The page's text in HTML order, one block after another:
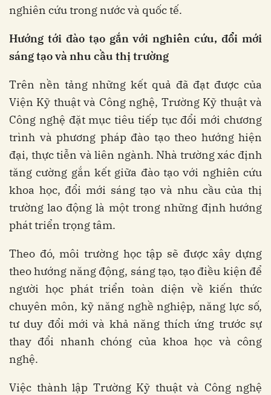
nghiên cứu trong nước và quốc tế.
Hướng tới đào tạo gắn với nghiên cứu, đổi mới
sáng tạo và nhu cầu thị trường
Trên nền tảng những kết quả đã đạt được của
Viện Kỹ thuật và Công nghệ, Trường Kỹ thuật và
Công nghệ đặt mục tiêu tiếp tục đổi mới chương
trình và phương pháp đào tạo theo hướng hiện
đại, thực tiễn và liên ngành. Nhà trường xác định
tăng cường gắn kết giữa đào tạo với nghiên cứu
khoa học, đổi mới sáng tạo và nhu cầu của thị
trường lao động là một trong những định hướng
phát triển trọng tâm.
Theo đó, môi trường học tập sẽ được xây dựng
theo hướng năng động, sáng tạo, tạo điều kiện để
người học phát triển toàn diện về kiến thức
chuyên môn, kỹ năng nghề nghiệp, năng lực số,
tư duy đổi mới và khả năng thích ứng trước sự
thay đổi nhanh chóng của khoa học và công
nghệ.
Việc thành lập Trường Kỹ thuật và Công nghệ